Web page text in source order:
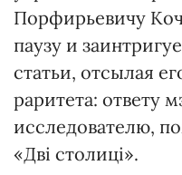
Порфирьевичу
паузу и
статьи, отсылая
раритета: ответу
исследователю,
«Дві столиці».